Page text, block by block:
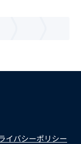
イバシーポリシー